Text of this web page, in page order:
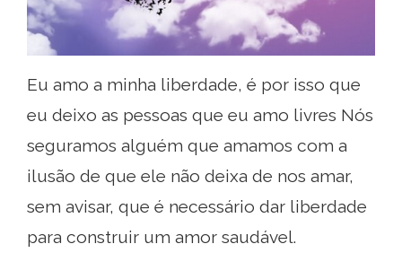
Eu amo a minha liberdade, é por isso que
eu deixo as pessoas que eu amo livres Nós
seguramos alguém que amamos com a
ilusão de que ele não deixa de nos amar,
sem avisar, que é necessário dar liberdade
para construir um amor saudável.